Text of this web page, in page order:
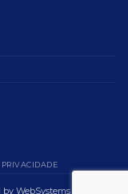
PRIVACIDADE
by WebSystems